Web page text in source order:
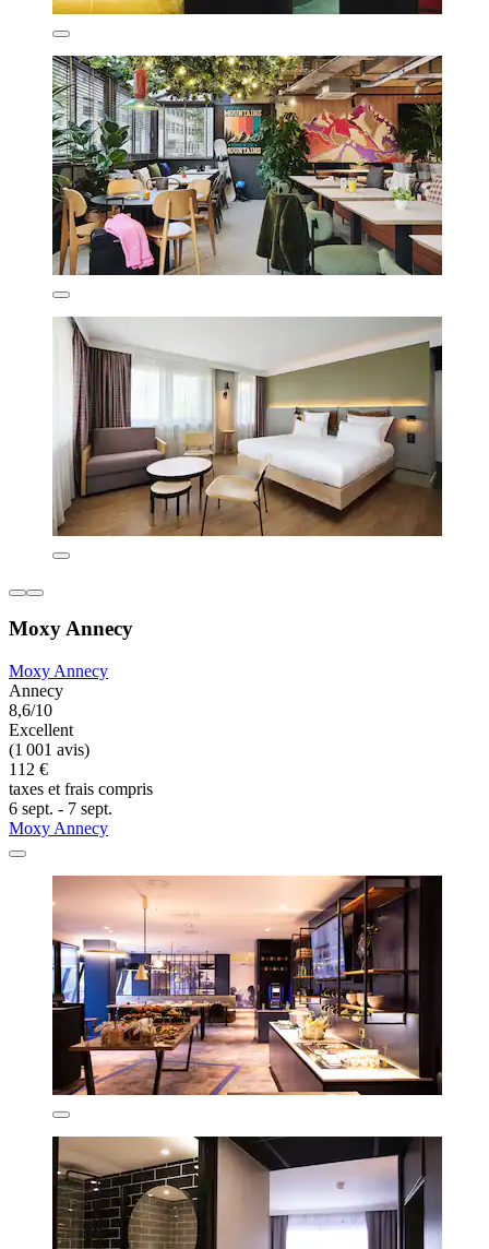
Moxy Annecy
Moxy Annecy
Annecy
8,6/10
Excellent
(1 001 avis)
112 €
taxes et frais compris
6 sept. - 7 sept.
Moxy Annecy